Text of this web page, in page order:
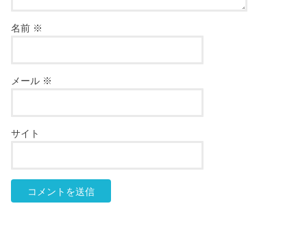
名前 ※
メール ※
サイト